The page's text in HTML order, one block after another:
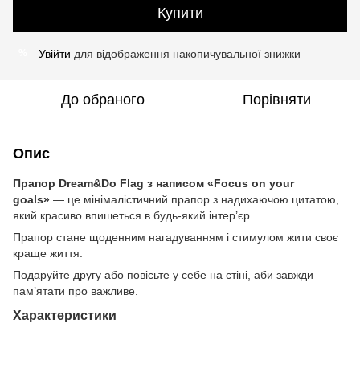
Купити
Увійти для відображення накопичувальної знижки
До обраного Порівняти
Опис
Прапор Dream&Do Flag з написом «Focus on your
goals»‎ — це мінімалістичний прапор з надихаючою цитатою,
який красиво впишеться в будь-який інтер’єр.
Прапор стане щоденним нагадуванням і стимулом жити своє
краще життя.
Подаруйте другу або повісьте у себе на стіні, аби завжди
пам’ятати про важливе.
Характеристики